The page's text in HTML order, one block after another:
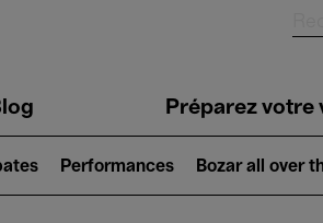
Préparez votre
Performances Bozar all over